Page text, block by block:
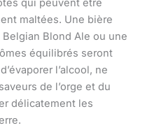
qui peuvent être
maltées. Une bière
Blond Ale ou une
équilibrés seront
l’alcool, ne
de l’orge et du
délicatement les